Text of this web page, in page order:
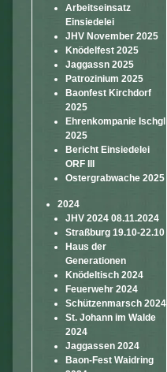
Arbeitseinsatz
Einsiedelei
JHV November 2025
Knödelfest 2025
Jaggassn 2025
Patrozinium 2025
Baonfest Kirchdorf
2025
Ehrenkompanie Ischgl
2025
Bericht Einsiedelei
ORF III
Ostergrabwache 2025
2024
JHV 2024 08.11.2024
Straßburg 19.10-22.10
Haus der
Generationen
Knödeltisch 2024
Feuerwehr 2024
Schützenmarsch 2024
St. Johann im Walde
2024
Jaggassen 2024
Baon-Fest Waidring